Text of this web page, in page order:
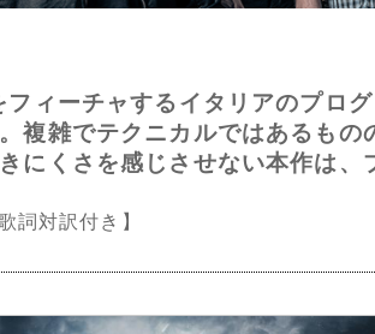
フィーチャするイタリアのプロ
複雑でテクニカルではあるも
にくさを感じさせない本作は
詞対訳付き】